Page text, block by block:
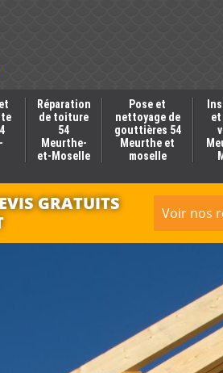
Réparation
de toiture
54
Meurthe-
et-Moselle
Pose et
nettoyage de
gouttières 54
Meurthe et
moselle
et
GRATUITS
Voir nos